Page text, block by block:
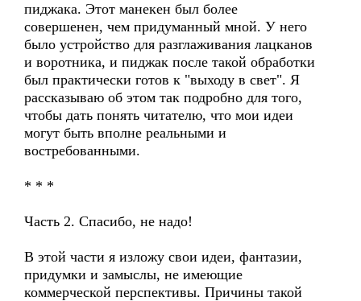
пиджака. Этот манекен был более
совершенен, чем придуманный мной. У него
было устройство для разглаживания лацканов
и воротника, и пиджак после такой обработки
был практически готов к "выходу в свет". Я
рассказываю об этом так подробно для того,
чтобы дать понять читателю, что мои идеи
могут быть вполне реальными и
востребованными.
* * *
Часть 2. Спасибо, не надо!
В этой части я изложу свои идеи, фантазии,
придумки и замыслы, не имеющие
коммерческой перспективы. Причины такой